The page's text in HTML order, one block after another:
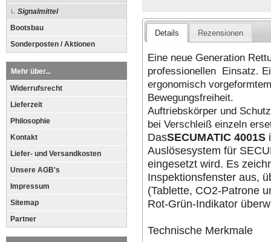
Signalmittel
Bootsbau
Sonderposten / Aktionen
Mehr über...
Widerrufsrecht
Lieferzeit
Philosophie
Kontakt
Liefer- und Versandkosten
Unsere AGB's
Impressum
Sitemap
Partner
Details Rezensionen
Eine neue Generation
professionellen Einsatz.
ergonomisch
Bewegungsfreiheit.
Auftriebskörper und
bei Verschleiß einzeln
DasSECUMATIC 4001S
Auslösesystem für
eingesetzt wird. Es
Inspektionsfenster aus,
(Tablette, CO2-Patrone
Rot-Grün-Indikator
Technische Merkmale